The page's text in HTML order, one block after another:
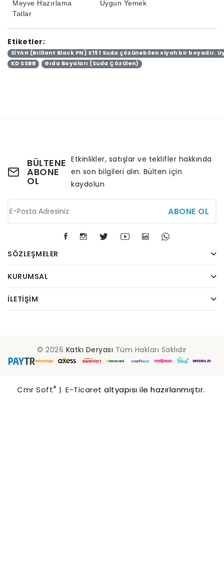
Meyve Hazırlama
Uygun Yemek
Tatlar
Etiketler:
SİYAH (Brillant Black PN ) E151 Suda çözünebilen siyah bir
KD SSBB
Gıda Boyaları (Suda Çözülen)
BÜLTENE
ABONE
OL
Etkinlikler, satışlar ve teklifler hakkında
en son bilgileri alın. Bülten için
kaydolun
ABONE OL
SÖZLEŞMELER
KURUMSAL
İLETIŞIM
© 2026 Katkı Deryası Tüm Hakları Saklıdır
Cmr Soft® | E-Ticaret altyapısı ile hazırlanmıştır.